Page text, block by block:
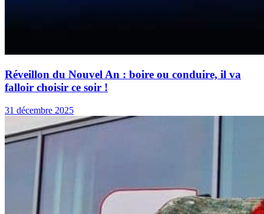
Réveillon du Nouvel An : boire ou conduire, il va
falloir choisir ce soir !
31 décembre 2025